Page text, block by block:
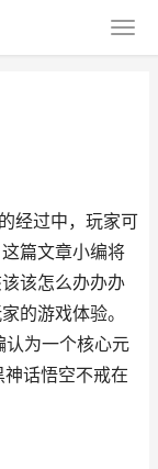
经过中，玩家可
篇文章小编将
该怎么办办办
的游戏体验。
为一个核心元
话悟空不戒在